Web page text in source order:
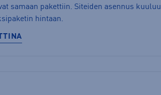
samaan pakettiin. Siteiden asennus kuuluu
hintaan.